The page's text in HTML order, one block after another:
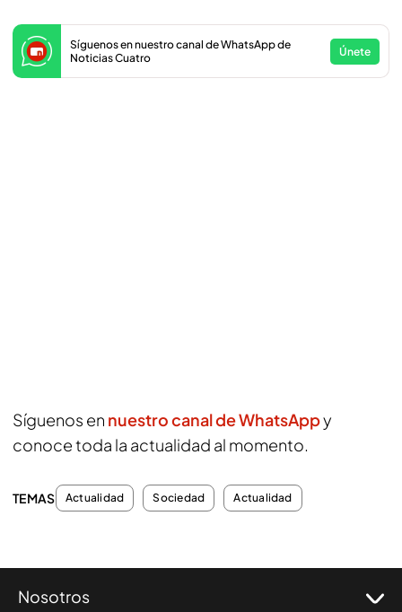
Síguenos en nuestro canal de WhatsApp de
Noticias Cuatro
Únete
Síguenos en nuestro canal de WhatsAppy
conoce toda la actualidad al momento.
TEMAS Actualidad Sociedad Actualidad
Nosotros